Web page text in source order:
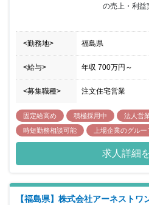
の売上・利益
<勤務地> 福島県
<給与> 年収 700万円 ～
<募集職種> 注文住宅営業
固定給高め 積極採用中 法人営
時短勤務相談可能
上場企業のグル
求人詳細
【福島県】株式会社アーネスト